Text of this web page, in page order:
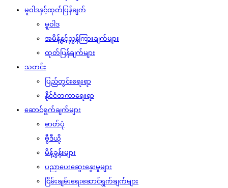
မူဝါဒနှင့်ထုတ်ပြန်ချက်
မူဝါဒ
အမိန့်နှင့်ညွှန်ကြားချက်များ
ထုတ်ပြန်ချက်များ
သတင်း
ပြည်တွင်းရေးရာ
နိုင်ငံတကာရေးရာ
ဆောင်ရွက်ချက်များ
ဓာတ်ပုံ
ဗွီဒီယို
မိန့်ခွန်းများ
ပညာပေးဆွေးနွေးမှုများ
ငြိမ်းချမ်းရေးဆောင်ရွက်ချက်များ